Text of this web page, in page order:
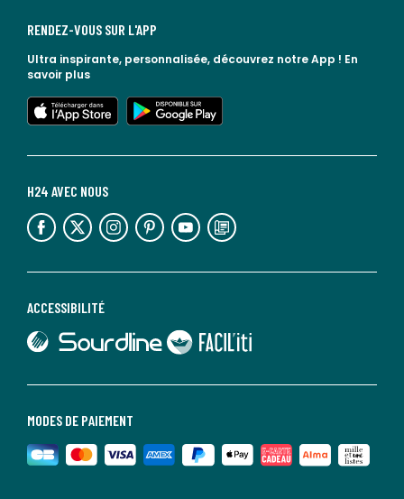
MODES DE PAIEMENT
ACCESSIBILITÉ
lien vers Sourdline
lien vers Faciliti
H24 AVEC NOUS
lien vers l'espace réseaux sociaux lien vers l'espace réseaux sociaux lien vers l'espace réseaux sociaux lien vers l'espace réseaux sociaux lien vers l'espace réseaux sociaux lien vers le blog la redoute
RENDEZ-VOUS SUR L'APP
Ultra inspirante, personnalisée, découvrez notre App ! En
savoir plus
lien vers l'app store
lien vers google play